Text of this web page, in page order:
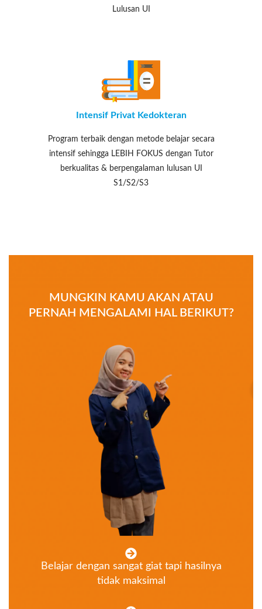
Lulusan UI
Intensif Privat Kedokteran
Program terbaik dengan metode belajar secara
intensif sehingga LEBIH FOKUS dengan Tutor
berkualitas & berpengalaman lulusan UI
S1/S2/S3
MUNGKIN KAMU AKAN ATAU
PERNAH MENGALAMI HAL BERIKUT?
Belajar dengan sangat giat tapi hasilnya
tidak maksimal